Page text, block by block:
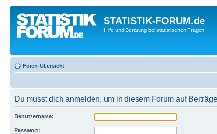
STATISTIK-FORUM.de
Hilfe und Beratung bei statistischen Fragen
Foren-Übersicht
Du musst dich anmelden, um in diesem Forum auf
Benutzername:
Passwort: